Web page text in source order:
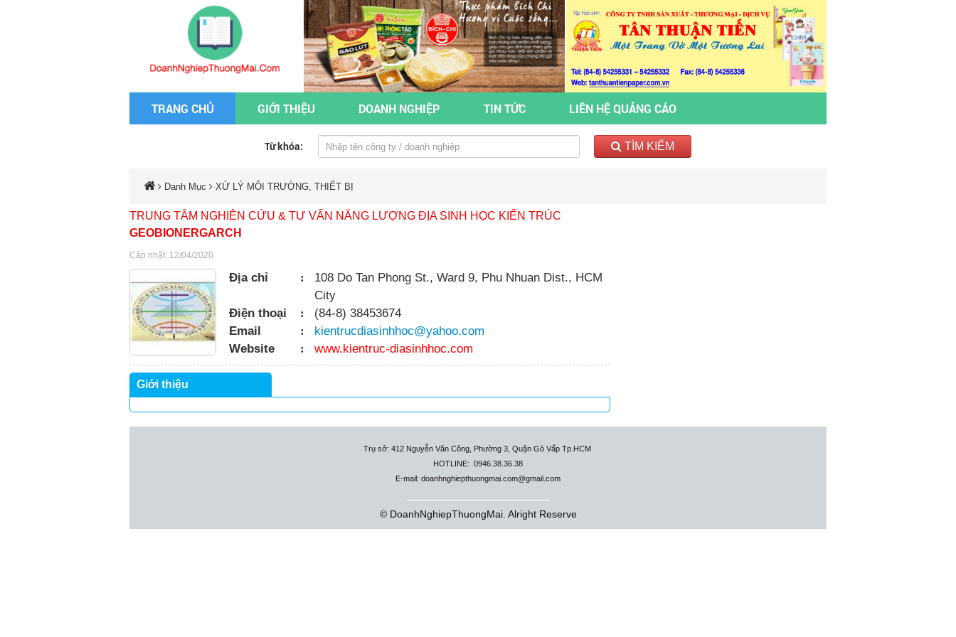
TRANG CHỦ GIỚI THIỆU DOANH NGHIỆP TIN TỨC LIÊN HỆ QUẢNG CÁO
Từ khóa: TÌM KIẾM
Danh Mục XỬ LÝ MÔI TRƯỜNG, THIẾT BỊ
TRUNG TÂM NGHIÊN CỨU & TƯ VẤN NĂNG LƯỢNG ĐỊA SINH HỌC KIẾN TRÚC
GEOBIONERGARCH
Cập nhật: 12/04/2020
Địa chỉ :
108 Do Tan Phong St., Ward 9, Phu Nhuan Dist., HCM
City
Điện thoại
:
(84-8) 38453674
Email
:
kientrucdiasinhhoc@yahoo.com
Website
: www.kientruc-diasinhhoc.com
Giới thiệu
Trụ sở: 412 Nguyễn Văn Công, Phường 3, Quận Gò Vấp Tp.HCM
HOTLINE: 0946.38.36.38
E-mail: doanhnghiepthuongmai.com@gmail.com
© DoanhNghiepThuongMai. Alright Reserve